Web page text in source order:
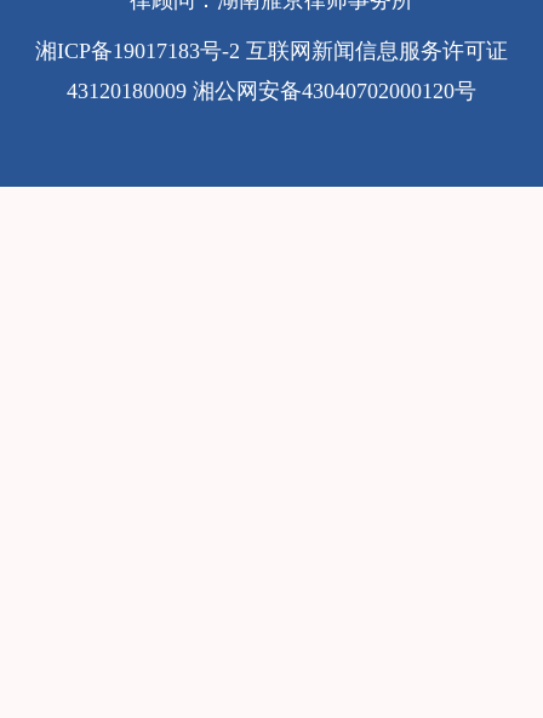
湘ICP备19017183号-2 互联网新闻信息服务许可证
43120180009 湘公网安备43040702000120号